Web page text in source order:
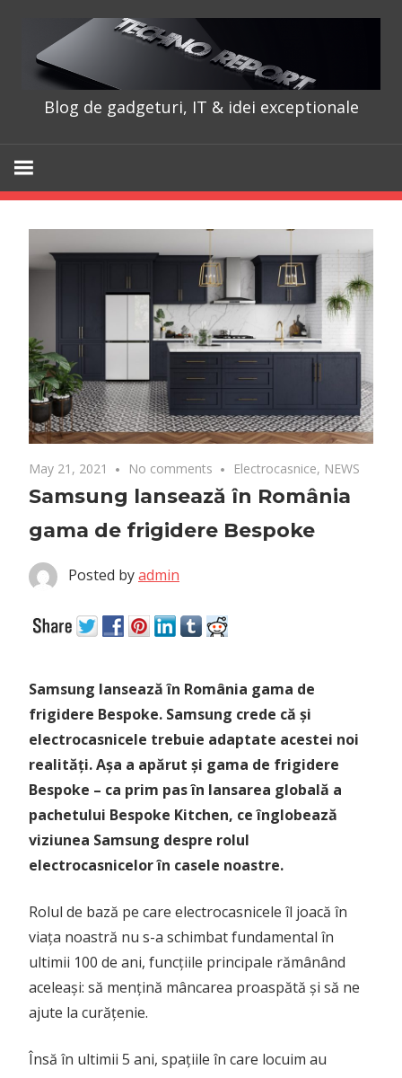
content
Blog de gadgeturi, IT & idei exceptionale
May 21, 2021 No comments Electrocasnice, NEWS
Samsung lansează în România
gama de frigidere Bespoke
Posted byadmin
Samsung lansează în România gama de
frigidere Bespoke. Samsung crede că și
electrocasnicele trebuie adaptate acestei noi
realități. Așa a apărut și gama de frigidere
Bespoke – ca prim pas în lansarea globală a
pachetului Bespoke Kitchen, ce înglobează
viziunea Samsung despre rolul
electrocasnicelor în casele noastre.
Rolul de bază pe care electrocasnicele îl joacă în
viața noastră nu s-a schimbat fundamental în
ultimii 100 de ani, funcțiile principale rămânând
aceleași: să mențină mâncarea proaspătă și să ne
ajute la curățenie.
Însă în ultimii 5 ani, spațiile în care locuim au